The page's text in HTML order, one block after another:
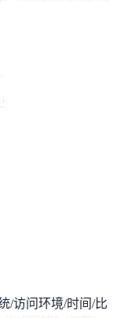
/访问环境/时间/比